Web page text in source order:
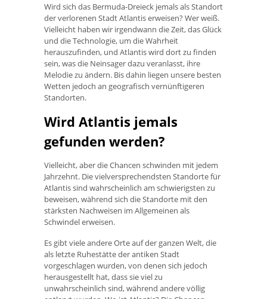
Wird sich das Bermuda-Dreieck jemals als Standort
der verlorenen Stadt Atlantis erweisen? Wer weiß.
Vielleicht haben wir irgendwann die Zeit, das Glück
und die Technologie, um die Wahrheit
herauszufinden, und Atlantis wird dort zu finden
sein, was die Neinsager dazu veranlasst, ihre
Melodie zu ändern. Bis dahin liegen unsere besten
Wetten jedoch an geografisch vernünftigeren
Standorten.
Wird Atlantis jemals
gefunden werden?
Vielleicht, aber die Chancen schwinden mit jedem
Jahrzehnt. Die vielversprechendsten Standorte für
Atlantis sind wahrscheinlich am schwierigsten zu
beweisen, während sich die Standorte mit den
stärksten Nachweisen im Allgemeinen als
Schwindel erweisen.
Es gibt viele andere Orte auf der ganzen Welt, die
als letzte Ruhestätte der antiken Stadt
vorgeschlagen wurden, von denen sich jedoch
herausgestellt hat, dass sie viel zu
unwahrscheinlich sind, während andere völlig